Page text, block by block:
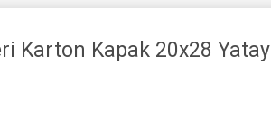
Karton Kapak 20x28 Yatay